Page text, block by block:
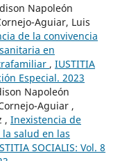
Napoleón
Aguiar, Luis
de la convivencia
en
, IUSTITIA
Especial. 2023
Napoleón
Aguiar ,
, Inexistencia de
salud en las
SOCIALIS: Vol. 8